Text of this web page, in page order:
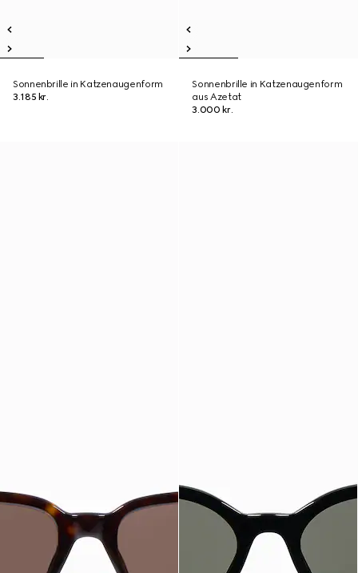
Sonnenbrille in Katzenaugenform
3.185 kr.
Sonnenbrille in Katzenaugenform
aus Azetat
3.000 kr.